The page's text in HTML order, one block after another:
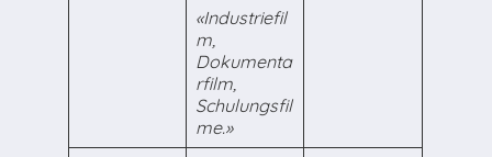
«Industriefil
m,
Dokumenta
rfilm,
Schulungsfil
me.»